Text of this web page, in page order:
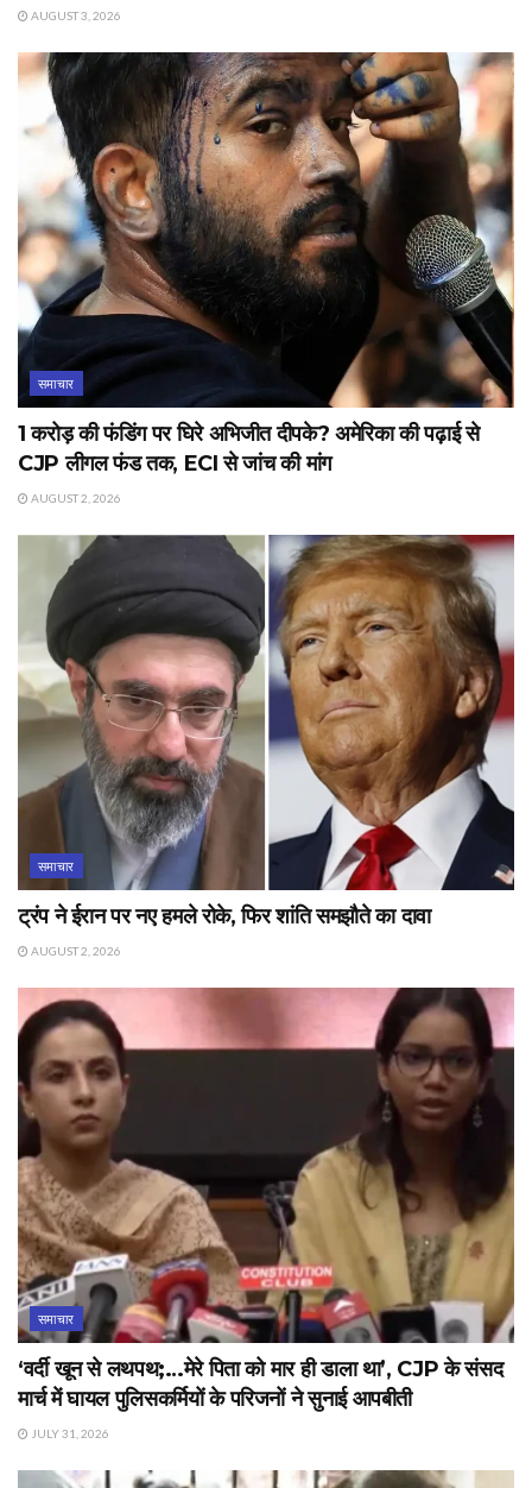
AUGUST 3, 2026
समाचार
1 करोड़ की फंडिंग पर घिरे अभिजीत दीपके? अमेरिका की पढ़ाई से
CJP लीगल फंड तक, ECI से जांच की मांग
AUGUST 2, 2026
समाचार
ट्रंप ने ईरान पर नए हमले रोके, फिर शांति समझौते का दावा
AUGUST 2, 2026
समाचार
‘वर्दी खून से लथपथ;…मेरे पिता को मार ही डाला था’, CJP के संसद
मार्च में घायल पुलिसकर्मियों के परिजनों ने सुनाई आपबीती
JULY 31, 2026